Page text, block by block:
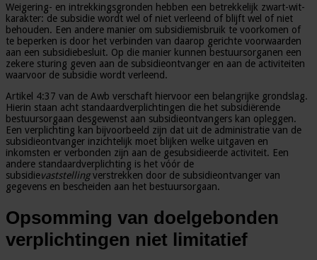
Weigering- en intrekkingsgronden hebben een betrekkelijk zwart-wit-
karakter: de subsidie wordt wel of niet verleend of blijft wel of niet
behouden. Een andere manier om subsidiemisbruik te voorkomen of
te beperken is door het verbinden van daarop gerichte voorwaarden
aan een subsidiebesluit. Op die manier kunnen bestuursorganen een
zekere sturing geven aan de subsidieontvanger en aan de activiteiten
waarvoor de subsidie wordt verleend.
Artikel 4:37 van de Awb verschaft hiervoor een belangrijke grondslag.
Hierin staan acht standaardverplichtingen die het subsidiërende
bestuursorgaan desgewenst aan subsidieontvangers kan opleggen.
Een verplichting kan bijvoorbeeld zijn dat uit de administratie van de
subsidieontvanger inzichtelijk moet blijken welke uitgaven en
inkomsten er verbonden zijn aan de gesubsidieerde activiteit. Een
andere standaardverplichting is het vóór de
subsidievaststellingverstrekken door de subsidieontvanger van
gegevens en bescheiden aan het bestuursorgaan.
Opsomming van doelgebonden
verplichtingen niet limitatief